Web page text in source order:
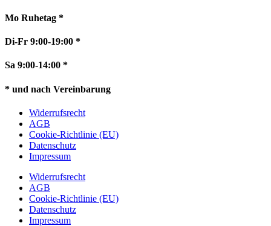
Mo Ruhetag *
Di-Fr 9:00-19:00 *
Sa 9:00-14:00 *
* und nach Vereinbarung
Widerrufsrecht
AGB
Cookie-Richtlinie (EU)
Datenschutz
Impressum
Widerrufsrecht
AGB
Cookie-Richtlinie (EU)
Datenschutz
Impressum